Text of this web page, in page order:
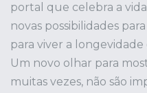
portal que celebra a
novas possibilidades
para viver a
Um novo olhar para
muitas vezes, não são